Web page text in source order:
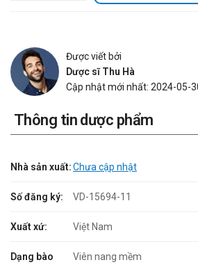
Được viết bởi
Dược sĩ Thu Hà
Cập nhật mới nhất: 2024-05-
Thông tin dược phẩm
Nhà sản xuất:Chưa cập nhật
Số đăng ký: VD-15694-11
Xuất xứ: Việt Nam
Dạng bào
Viên nang mềm